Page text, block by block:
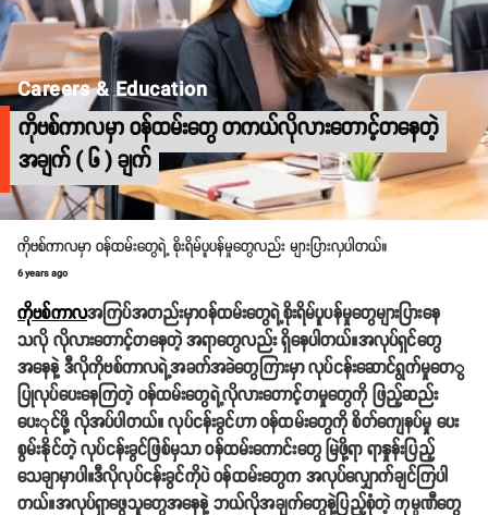
Careers & Education
ကိုဗစ်ကာလမှာ ဝန်ထမ်းတွေ တကယ်လိုလားတောင့်တနေတဲ့
အချက် ( ၆ ) ချက်
ကိုဗစ်ကာလမှာ ဝန်ထမ်းတွေရဲ့ စိုးရိမ်ပူပန်မှုတွေလည်း များပြားလှပါတယ်။
6 years ago
ကိုဗစ်ကာလအကြပ်အတည်းမှာဝန်ထမ်းတွေရဲ့စိုးရိမ်ပူပန်မှုတွေများပြားနေ
သလို လိုလားတောင့်တနေတဲ့ အရာတွေလည်း ရှိနေပါတယ်။အလုပ်ရှင်တွေ
အနေနဲ့ ဒီလိုကိုဗစ်ကာလရဲ့အခက်အခဲတွေကြားမှာ လုပ်ငန်းဆောင်ရွက်မှုတေွ
ပြုလုပ်ပေးနေကြတဲ့ ဝန်ထမ်းတွေရဲ့လိုလားတောင့်တမှုတွေကို ဖြည့်ဆည်း
ပေးုင်ဖို့ လိုအပ်ပါတယ်။ လုပ်ငန်းခွင်ဟာ ဝန်ထမ်းတွေကို စိတ်ကျေနပ်မှု ပေး
စွမ်းနိုင်တဲ့ လုပ်ငန်းခွင်ဖြစ်မှသာ ဝန်ထမ်းကောင်းတွေ မြဲဖို့ရာ ရာနှုန်းပြည့်
သေချာမှာပါ။ဒီလိုလုပ်ငန်းခွင်ကိုပဲ ဝန်ထမ်းတွေက အလုပ်လျှောက်ချင်ကြပါ
တယ်။အလုပ်ရှာဖွေသူတွေအနေနဲ့ ဘယ်လိုအချက်တွေနဲ့ပြည့်စုံတဲ့ ကုမ္ပဏီတွေ